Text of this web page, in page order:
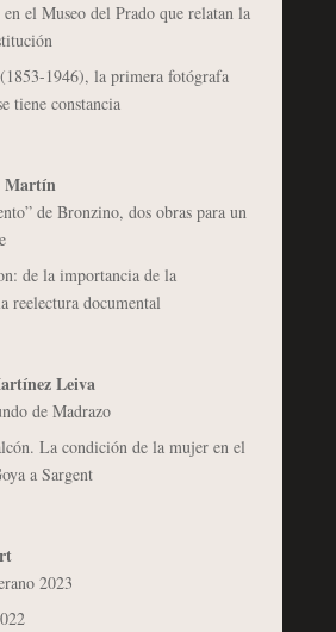
en el Museo del Prado que relatan la
1946), la primera fotógrafa
tiene constancia
Martín
de Bronzino, dos obras para un
de la importancia de la
reelectura documental
Leiva
de Madrazo
La condición de la mujer en el
a Sargent
2023